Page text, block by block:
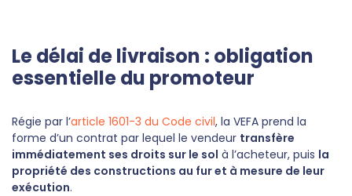
Le délai de livraison : obligation
essentielle du promoteur
Régie par l’article 1601-3 du Code civil, la VEFA prend la
forme d’un contrat par lequel le vendeur transfère
immédiatement ses droits sur le sol à l’acheteur, puis la
propriété des constructions au fur et à mesure de leur
exécution.